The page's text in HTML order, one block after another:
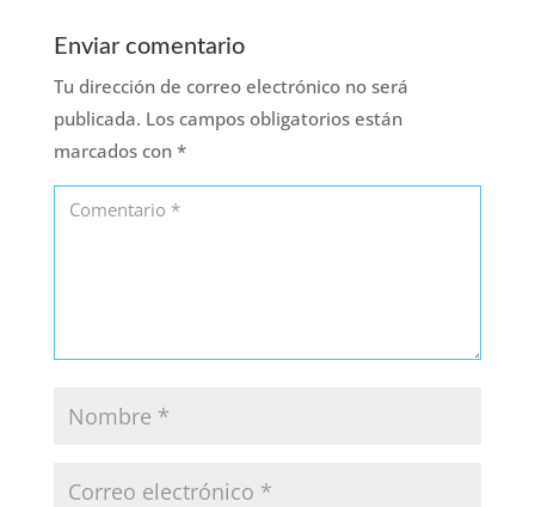
Enviar comentario
Tu dirección de correo electrónico no será
publicada. Los campos obligatorios están
marcados con *